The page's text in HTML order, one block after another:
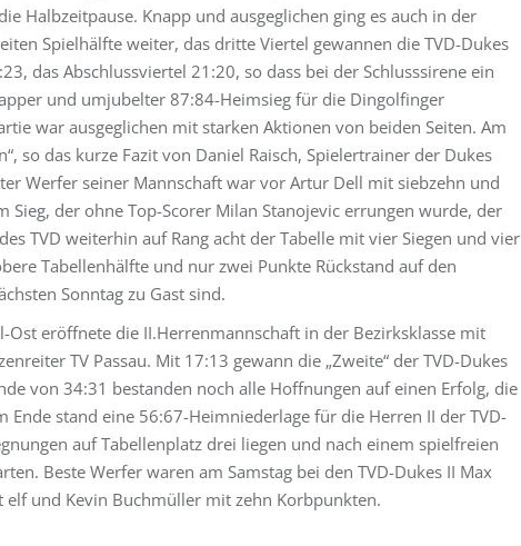
Halbzeitpause. Knapp und ausgeglichen ging es auch in der
Spielhälfte weiter, das dritte Viertel gewannen die TVD-Dukes
das Abschlussviertel 21:20, so dass bei der Schlusssirene ein
und umjubelter 87:84-Heimsieg für die Dingolfinger
war ausgeglichen mit starken Aktionen von beiden Seiten. Am
so das kurze Fazit von Daniel Raisch, Spielertrainer der Dukes
Werfer seiner Mannschaft war vor Artur Dell mit siebzehn und
der ohne Top-Scorer Milan Stanojevic errungen wurde, der
TVD weiterhin auf Rang acht der Tabelle mit vier Siegen und vier
Tabellenhälfte und nur zwei Punkte Rückstand auf den
Sonntag zu Gast sind.
eröffnete die II.Herrenmannschaft in der Bezirksklasse mit
TV Passau. Mit 17:13 gewann die „Zweite“ der TVD-Dukes
von 34:31 bestanden noch alle Hoffnungen auf einen Erfolg, die
stand eine 56:67-Heimniederlage für die Herren II der TVD-
auf Tabellenplatz drei liegen und nach einem spielfreien
Beste Werfer waren am Samstag bei den TVD-Dukes II Max
und Kevin Buchmüller mit zehn Korbpunkten.